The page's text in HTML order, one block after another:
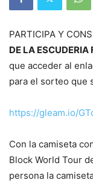
PARTICIPA Y
DE LA ESCUDERIA
que acceder al
para el sorteo que
https://gleam.io/
Con la camiseta
Block World Tour
persona la